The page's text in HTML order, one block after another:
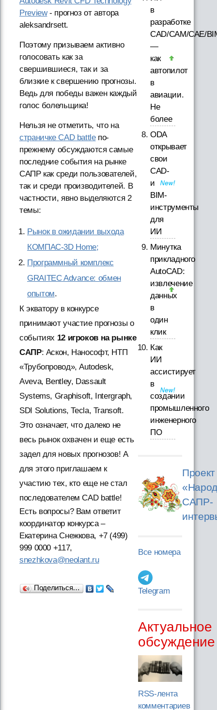
Preview- прогноз от автора
aleksandrsett.
Поэтому призываем активно
голосовать как за
свершившиеся, так и за
близкие к свершению прогнозы.
Ведь для победы важен каждый
голос болельщика!
Нельзя не отметить, что на
страничке CAD battleпо-
прежнему обсуждаются самые
последние события на рынке
САПР как среди пользователей,
так и среди производителей. В
частности, явно выделяются 2
темы:
Рынок в ожидании выхода
КОМПАС-3D Home;
Программный комплекс
GRAITEC Advance: обмен
опытом.
К экватору в конкурсе
принимают участие прогнозы о
событиях 12 игроков на рынке
САПР: Аскон, Нанософт, НТП
«Трубопровод», Autodesk,
Aveva, Bentley, Dassault
Systems, Graphisoft, Intergraph,
SDI Solutions, Tecla, Transoft.
Это означает, что далеко не
весь рынок охвачен и еще есть
задел для новых прогнозов! А
для этого приглашаем к
участию тех, кто еще не стал
последователем CAD battle!
Есть вопросы? Вам ответит
координатор конкурса –
Екатерина Снежкова, +7 (499)
999 0000 +117,
snezhkova@neolant.ru
Поделиться…
в
разработке
CAD/CAM/CAE/
—
как
автопилот
в
авиации.
Не
более
ODA
открывает
свои
CAD-
и
BIM-
инструменты
для
ИИ
Минутка
прикладного
AutoCAD:
извлечение
данных
в
один
клик
Как
ИИ
ассистирует
в
создании
промышленного
инженерного
ПО
Проект
САПР-
Все номера
Telegram
Актуальное
обсуждение
RSS-лента
комментариев